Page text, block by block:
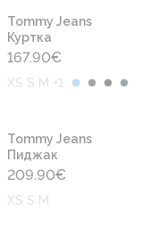
Tommy Jeans
Куртка
167.90€
XS S M +1
Tommy Jeans
Пиджак
209.90€
XS S M